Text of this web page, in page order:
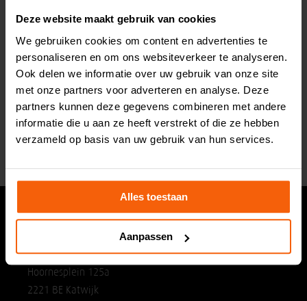
Deze website maakt gebruik van cookies
We gebruiken cookies om content en advertenties te
personaliseren en om ons websiteverkeer te analyseren.
Ook delen we informatie over uw gebruik van onze site
met onze partners voor adverteren en analyse. Deze
partners kunnen deze gegevens combineren met andere
informatie die u aan ze heeft verstrekt of die ze hebben
verzameld op basis van uw gebruik van hun services.
Alles toestaan
Aanpassen
Rode forel (ca. 400 gram)
13, 99
Hoofdvestiging
Dirks Vishandel
Hoornesplein 125a
2221 BE Katwijk